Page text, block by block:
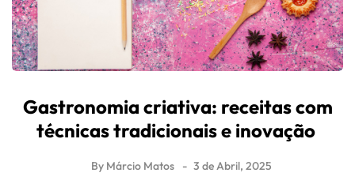
Gastronomia criativa: receitas com
técnicas tradicionais e inovação
By Márcio Matos 3 de Abril, 2025